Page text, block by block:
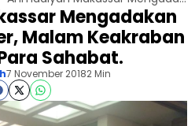
Mengadakan
Malam Keakraban
Sahabat.
7 November 20182 Min